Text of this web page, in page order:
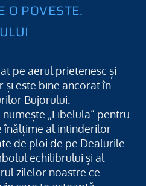
O POVESTE.
pe aerul prietenesc și
este bine ancorat în
Bujorului.
„Libelula” pentru
înălțime al intinderilor
de ploi de pe Dealurile
echilibrului și al
zilelor noastre ce